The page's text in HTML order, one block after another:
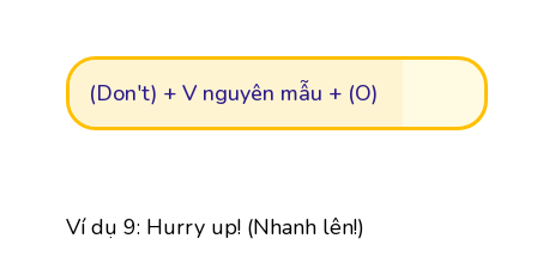
(Don't) + V nguyên mẫu + (O)
Ví dụ 9: Hurry up! (Nhanh lên!)